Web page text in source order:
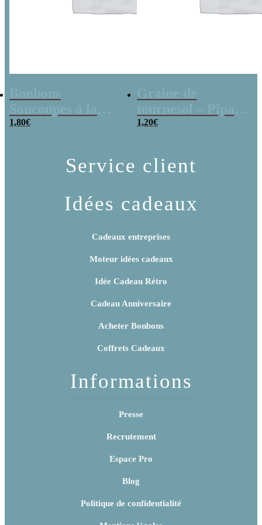
poudre (x20)
1,80€
x 3
1,20€
Service client
Idées cadeaux
Cadeaux entreprises
Moteur idées cadeaux
Idée Cadeau Rétro
Cadeau Anniversaire
Acheter Bonbons
Coffrets Cadeaux
Informations
Presse
Recrutement
Espace Pro
Blog
Politique de confidentialité